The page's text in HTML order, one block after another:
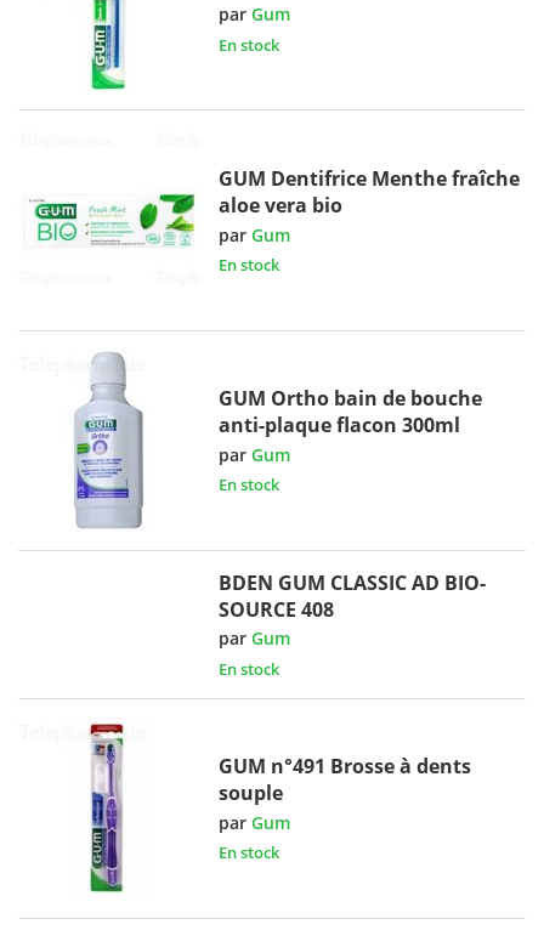
parGum
En stock
GUM Dentifrice Menthe fraîche
aloe vera bio
parGum
En stock
GUM Ortho bain de bouche
anti-plaque flacon 300ml
parGum
En stock
BDEN GUM CLASSIC AD BIO-
SOURCE 408
parGum
En stock
GUM n°491 Brosse à dents
souple
parGum
En stock